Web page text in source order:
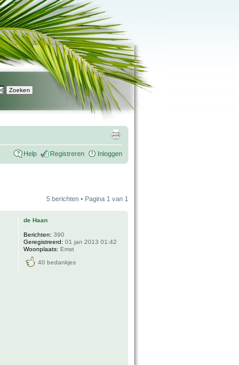
Help Registreren Inloggen
5 berichten • Pagina 1 van 1
de Haan
Berichten: 390
Geregistreerd: 01 jan 2013 01:42
Woonplaats: Emst
40 bedankjes